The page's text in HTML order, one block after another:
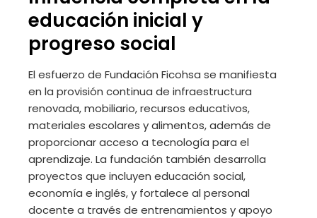
educación inicial y
progreso social
El esfuerzo de Fundación Ficohsa se manifiesta
en la provisión continua de infraestructura
renovada, mobiliario, recursos educativos,
materiales escolares y alimentos, además de
proporcionar acceso a tecnología para el
aprendizaje. La fundación también desarrolla
proyectos que incluyen educación social,
economía e inglés, y fortalece al personal
docente a través de entrenamientos y apoyo